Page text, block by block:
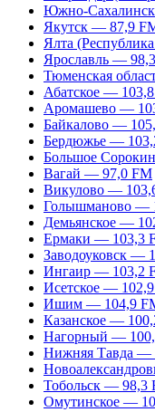
Южно-Сахалинск
Якутск — 87,9
Ялта
Ярославль —
Тюменская
Абатское —
Аромашево —
Байкалово —
Бердюжье —
Большое
Вагай — 97,0 FM
Викулово —
Голышманово —
Демьянское —
Ермаки — 103,3
Заводоуковск —
Ингаир — 103,2
Исетское —
Ишим — 104,9
Казанское —
Нагорный —
Нижняя Тавда —
Тобольск — 98,3
Омутинское —